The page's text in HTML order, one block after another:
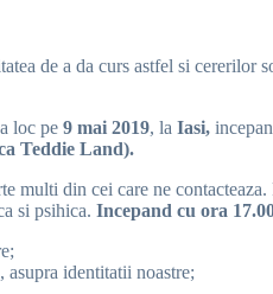
de a da curs astfel si cererilor
loc pe 9 mai 2019, la Iasi,
Teddie Land).
din cei care ne
si psihica. Incepand cu ora
identitatii noastre;